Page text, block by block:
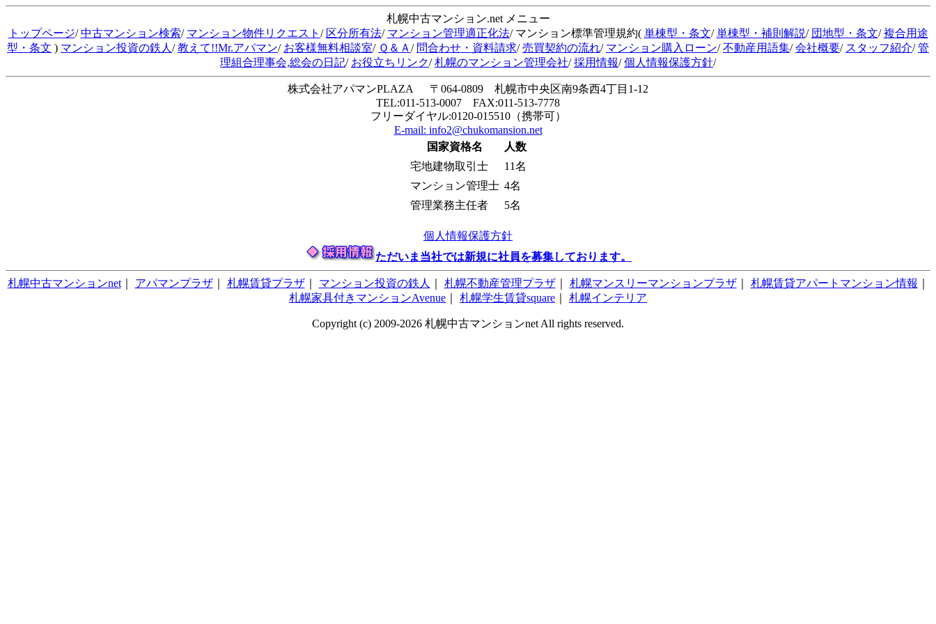
札幌中古マンション.net メニュー
トップページ/中古マンション検索/ マンション物件リクエスト / 区分所有法/ マンション管理適正化法/ マンション標準管理規約( 単棟型・条文/単棟型・補則解説/ 団地型・条文/複合用途
型・条文 ) マンション投資の鉄人 /教えて!!Mr.アパマン/ お客様無料相談室/ Ｑ＆Ａ / 問合わせ・資料請求/売買契約の流れ/ マンション購入ローン/不動産用語集/会社概要/ スタッフ紹介/管
理組合理事会,総会の日記/ お役立ちリンク/札幌のマンション管理会社/採用情報/個人情報保護方針/
株式会社アパマンPLAZA 〒064-0809 札幌市中央区南9条西4丁目1-12
TEL:011-513-0007 FAX:011-513-7778
フリーダイヤル:0120-015510（携帯可）
E-mail: info2@chukomansion.net
国家資格名
人数
宅地建物取引士
11名
マンション管理士 4名
管理業務主任者
5名
個人情報保護方針
ただいま当社では新規に社員を募集しております。
札幌中古マンションnet｜ アパマンプラザ｜ 札幌賃貸プラザ｜ マンション投資の鉄人 札幌不動産管理プラザ｜ 札幌マンスリーマンションプラザ｜ 札幌賃貸アパートマンション情報
札幌家具付きマンションAvenue
札幌学生賃貸square 札幌インテリア
Copyright (c) 2009-2026 札幌中古マンションnet All rights reserved.